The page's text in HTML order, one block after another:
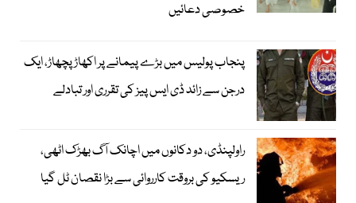
خصوصی دعائیں
پنجاب پولیس میں بڑے پیمانے پر اکھاڑ پچھاڑ، ایک
درجن سے زائد ڈی ایس پیز کی تقرری اور تبادلے
راولپنڈی، دو دکانوں میں اچانک آگ بھڑک اٹھی،
ریسکیو کی بروقت کارروائی سے بڑا نقصان ٹل گیا